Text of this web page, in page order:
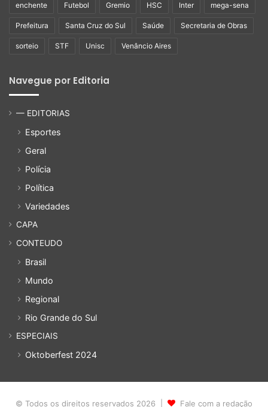
enchente Futebol Gremio HSC Inter mega-sena
Prefeitura Santa Cruz do Sul Saúde Secretaria de Obras
sorteio STF Unisc Venâncio Aires
Navegue por Editoria
— EDITORIAS
Esportes
Geral
Polícia
Política
Variedades
CAPA
CONTEUDO
Brasil
Mundo
Regional
Rio Grande do Sul
ESPECIAIS
Oktoberfest 2024
© Todos os direitos reservados 2026 | Fale com a redação